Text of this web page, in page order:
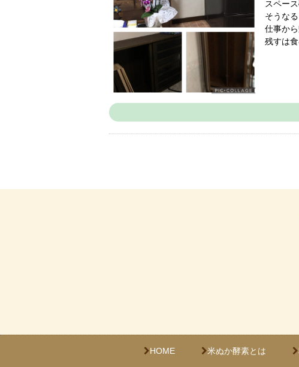
スペース
そうな
仕事か
残すは
HOME 米ぬか酵素とは